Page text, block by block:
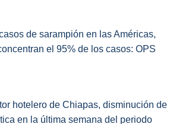
de sarampión en las Américas,
el 95% de los casos: OPS
hotelero de Chiapas, disminución de
en la última semana del periodo